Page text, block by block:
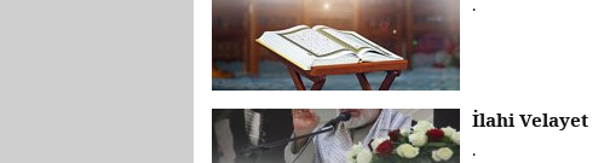
.
İlahi Velayet
.